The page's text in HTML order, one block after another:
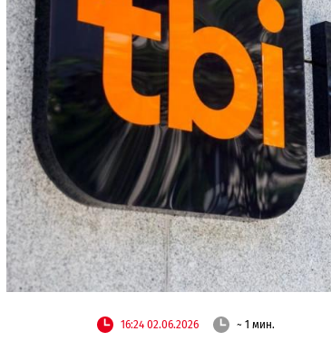
16:24 02.06.2026 ~ 1 мин.